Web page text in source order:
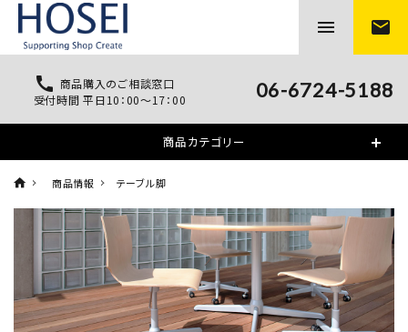
menu mail
call 商品購入のご相談窓口
受付時間 平日10：00～17：00
06-6724-5188
商品カテゴリー
商品情報 テーブル脚